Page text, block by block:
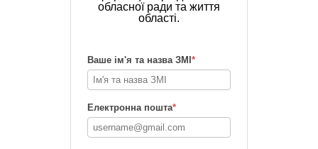
обласної ради та життя
області.
Ваше ім'я та назва ЗМІ *
Електронна пошта*